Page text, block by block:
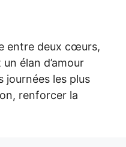
entre deux cœurs,
élan d’amour
journées les plus
renforcer la